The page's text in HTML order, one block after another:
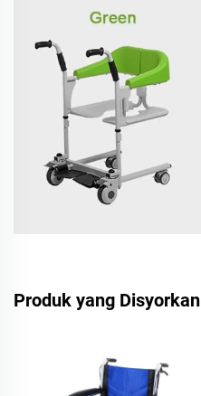
Produk yang Disyorkan